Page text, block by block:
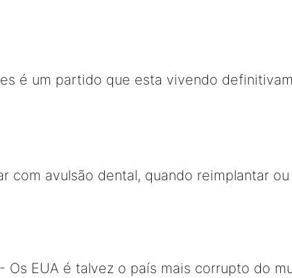
é um partido que esta vivendo
com avulsão dental, quando reimplantar
Os EUA é talvez o país mais corrupto do